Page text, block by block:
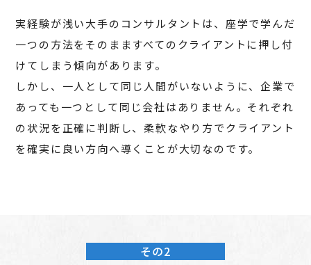
実経験が浅い大手のコンサルタントは、座学で学んだ
一つの方法をそのまますべてのクライアントに押し付
けてしまう傾向があります。
しかし、一人として同じ人間がいないように、企業で
あっても一つとして同じ会社はありません。それぞれ
の状況を正確に判断し、柔軟なやり方でクライアント
を確実に良い方向へ導くことが大切なのです。
その2